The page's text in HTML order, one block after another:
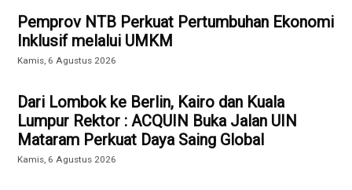
Pemprov NTB Perkuat Pertumbuhan Ekonomi
Inklusif melalui UMKM
Kamis, 6 Agustus 2026
Dari Lombok ke Berlin, Kairo dan Kuala
Lumpur Rektor : ACQUIN Buka Jalan UIN
Mataram Perkuat Daya Saing Global
Kamis, 6 Agustus 2026